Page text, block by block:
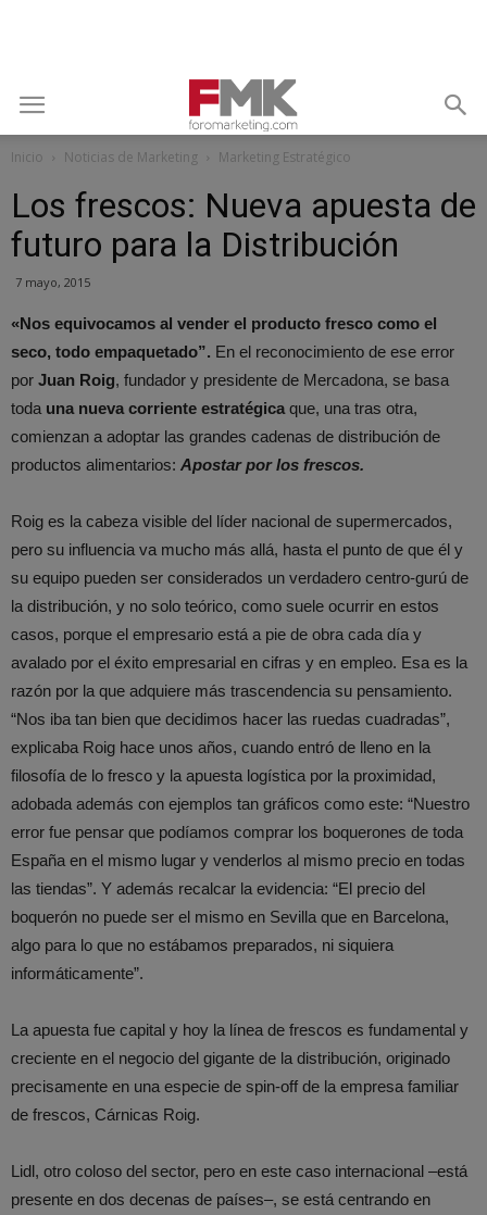
Inicio Noticias de Marketing Marketing Estratégico
Los frescos: Nueva apuesta de
futuro para la Distribución
7 mayo, 2015
«Nos equivocamos al vender el producto fresco como el
seco, todo empaquetado”. En el reconocimiento de ese error
por Juan Roig, fundador y presidente de Mercadona, se basa
toda una nueva corriente estratégica que, una tras otra,
comienzan a adoptar las grandes cadenas de distribución de
productos alimentarios: Apostar por los frescos.
Roig es la cabeza visible del líder nacional de supermercados,
pero su influencia va mucho más allá, hasta el punto de que él y
su equipo pueden ser considerados un verdadero centro-gurú de
la distribución, y no solo teórico, como suele ocurrir en estos
casos, porque el empresario está a pie de obra cada día y
avalado por el éxito empresarial en cifras y en empleo. Esa es la
razón por la que adquiere más trascendencia su pensamiento.
“Nos iba tan bien que decidimos hacer las ruedas cuadradas”,
explicaba Roig hace unos años, cuando entró de lleno en la
filosofía de lo fresco y la apuesta logística por la proximidad,
adobada además con ejemplos tan gráficos como este: “Nuestro
error fue pensar que podíamos comprar los boquerones de toda
España en el mismo lugar y venderlos al mismo precio en todas
las tiendas”. Y además recalcar la evidencia: “El precio del
boquerón no puede ser el mismo en Sevilla que en Barcelona,
algo para lo que no estábamos preparados, ni siquiera
informáticamente”.
La apuesta fue capital y hoy la línea de frescos es fundamental y
creciente en el negocio del gigante de la distribución, originado
precisamente en una especie de spin-off de la empresa familiar
de frescos, Cárnicas Roig.
Lidl, otro coloso del sector, pero en este caso internacional –está
presente en dos decenas de países–, se está centrando en